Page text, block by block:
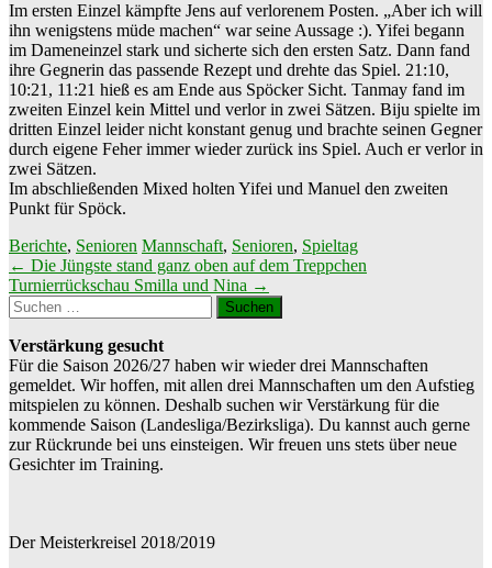
Im ersten Einzel kämpfte Jens auf verlorenem Posten. „Aber ich will
ihn wenigstens müde machen“ war seine Aussage :). Yifei begann
im Dameneinzel stark und sicherte sich den ersten Satz. Dann fand
ihre Gegnerin das passende Rezept und drehte das Spiel. 21:10,
10:21, 11:21 hieß es am Ende aus Spöcker Sicht. Tanmay fand im
zweiten Einzel kein Mittel und verlor in zwei Sätzen. Biju spielte im
dritten Einzel leider nicht konstant genug und brachte seinen Gegner
durch eigene Feher immer wieder zurück ins Spiel. Auch er verlor in
zwei Sätzen.
Im abschließenden Mixed holten Yifei und Manuel den zweiten
Punkt für Spöck.
Berichte, Senioren Mannschaft, Senioren, Spieltag
Beitragsnavigation
← Die Jüngste stand ganz oben auf dem Treppchen
Turnierrückschau Smilla und Nina →
Suchen
nach:
Verstärkung gesucht
Für die Saison 2026/27 haben wir wieder drei Mannschaften
gemeldet. Wir hoffen, mit allen drei Mannschaften um den Aufstieg
mitspielen zu können. Deshalb suchen wir Verstärkung für die
kommende Saison (Landesliga/Bezirksliga). Du kannst auch gerne
zur Rückrunde bei uns einsteigen. Wir freuen uns stets über neue
Gesichter im Training.
Der Meisterkreisel 2018/2019